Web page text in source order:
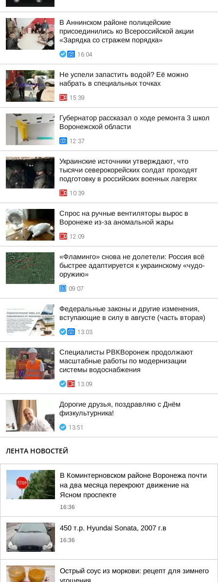
В Аннинском районе полицейские
присоединились ко Всероссийской акции
«Зарядка со стражем порядка»
16:04
Не успели запастить водой? Её можно
набрать в специальных точках
15:39
Губернатор рассказал о ходе ремонта 3 школ
Воронежской области
12:37
Украинские источники утверждают, что
тысячи северокорейских солдат проходят
подготовку в российских военных лагерях
10:39
Спрос на ручные вентиляторы вырос в
Воронеже из-за аномальной жары
12:09
«Фламинго» снова не долетели: Россия всё
быстрее адаптируется к украинскому «чудо-
оружию»
09:07
Федеральные законы и другие изменения,
вступающие в силу в августе (часть вторая)
13:03
Специалисты РВКВоронеж продолжают
масштабные работы по модернизации
системы водоснабжения
13:09
Дорогие друзья, поздравляю с Днём
физкультурника!
13:51
ЛЕНТА НОВОСТЕЙ
В Коминтерновском районе Воронежа почти
на два месяца перекроют движение на
Ясном проспекте
16:36
450 т.p. Hyundai Sonata, 2007 г.в
16:36
Острый соус из моркови: рецепт для зимнего